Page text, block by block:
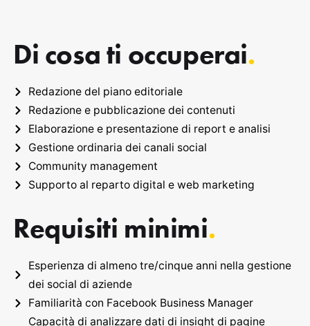
Di cosa ti occuperai.
Redazione del piano editoriale
Redazione e pubblicazione dei contenuti
Elaborazione e presentazione di report e analisi
Gestione ordinaria dei canali social
Community management
Supporto al reparto digital e web marketing
Requisiti minimi.
Esperienza di almeno tre/cinque anni nella gestione
dei social di aziende
Familiarità con Facebook Business Manager
Capacità di analizzare dati di insight di pagine